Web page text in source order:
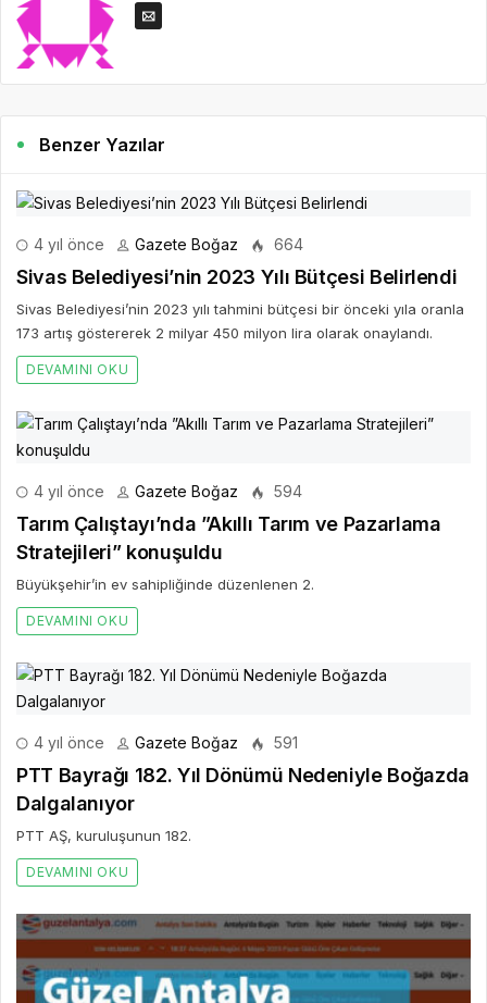
Benzer Yazılar
4 yıl önce Gazete Boğaz 664
Sivas Belediyesi’nin 2023 Yılı Bütçesi Belirlendi
Sivas Belediyesi’nin 2023 yılı tahmini bütçesi bir önceki yıla oranla
173 artış göstererek 2 milyar 450 milyon lira olarak onaylandı.
DEVAMINI OKU
4 yıl önce Gazete Boğaz 594
Tarım Çalıştayı’nda ”Akıllı Tarım ve Pazarlama
Stratejileri” konuşuldu
Büyükşehir’in ev sahipliğinde düzenlenen 2.
DEVAMINI OKU
4 yıl önce Gazete Boğaz 591
PTT Bayrağı 182. Yıl Dönümü Nedeniyle Boğazda
Dalgalanıyor
PTT AŞ, kuruluşunun 182.
DEVAMINI OKU